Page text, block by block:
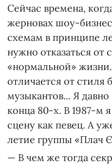
Сейчас времена,
жерновах шоу-
схемам в принципе
нужно отказаться от
«нормальной»
отличается от стиля
музыкантов... Я
конца 80-х. В 1987-м
сцену как певец. А
летие группы «Плач
— В чем же тогда